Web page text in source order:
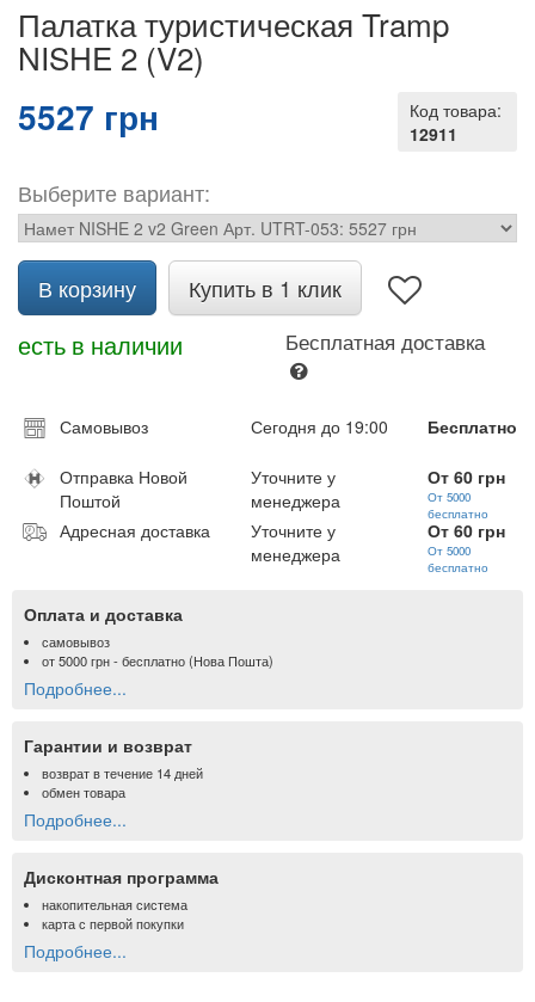
Палатка туристическая Tramp
NISHE 2 (V2)
Код товара:
12911
5527 грн
Выберите вариант:
В корзину Купить в 1 клик
есть в наличии Бесплатная доставка
Самовывоз Сегодня до 19:00 Бесплатно
Отправка Новой
Поштой
Уточните у
менеджера
От 60 грн
От 5000
бесплатно
Адресная доставка
Уточните у
менеджера
От 60 грн
От 5000
бесплатно
Оплата и доставка
самовывоз
от5000 грн- бесплатно (Нова Пошта)
Подробнее...
Гарантии и возврат
возврат в течение 14 дней
обмен товара
Подробнее...
Дисконтная программа
накопительная система
карта с первой покупки
Подробнее...